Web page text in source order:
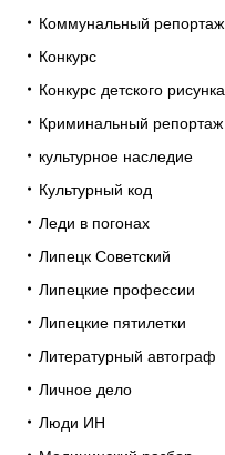
Коммунальный репортаж
Конкурс
Конкурс детского рисунка
Криминальный репортаж
культурное наследие
Культурный код
Леди в погонах
Липецк Советский
Липецкие профессии
Липецкие пятилетки
Литературный автограф
Личное дело
Люди ИН